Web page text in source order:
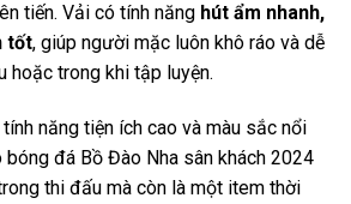
tiến. Vải có tính năng hút ẩm nhanh,
tốt, giúp người mặc luôn khô ráo và dễ
hoặc trong khi tập luyện.
năng tiện ích cao và màu sắc nổi
đá Bồ Đào Nha sân khách 2024
thi đấu mà còn là một item thời